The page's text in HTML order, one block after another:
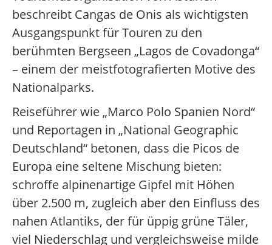
beschreibt Cangas de Onis als wichtigsten
Ausgangspunkt für Touren zu den
berühmten Bergseen „Lagos de Covadonga“
– einem der meistfotografierten Motive des
Nationalparks.
Reiseführer wie „Marco Polo Spanien Nord“
und Reportagen in „National Geographic
Deutschland“ betonen, dass die Picos de
Europa eine seltene Mischung bieten:
schroffe alpinenartige Gipfel mit Höhen
über 2.500 m, zugleich aber den Einfluss des
nahen Atlantiks, der für üppig grüne Täler,
viel Niederschlag und vergleichsweise milde